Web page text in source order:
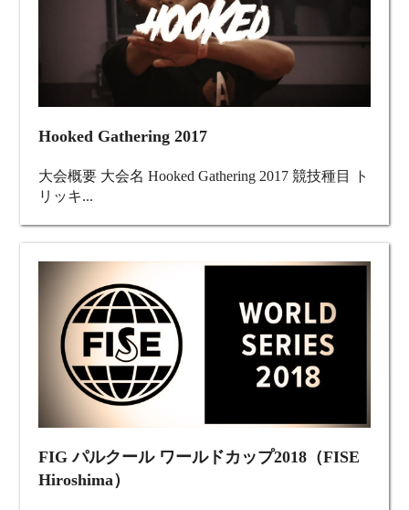
Hooked Gathering 2017
大会概要 大会名 Hooked Gathering 2017 競技種目 ト
リッキ...
FIG パルクール ワールドカップ2018（FISE
Hiroshima）